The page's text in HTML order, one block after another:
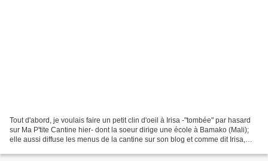
Tout d'abord, je voulais faire un petit clin d'oeil à Irisa -"tombée" par hasard
sur Ma P'tite Cantine hier- dont la soeur dirige une école à Bamako (Mali);
elle aussi diffuse les menus de la cantine sur son blog et comme dit Irisa,